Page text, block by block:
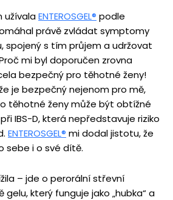
užívalaENTEROSGEL® podle
právě zvládat symptomy
spojený s tím průjem a udržovat
mi byl doporučen zrovna
bezpečný pro těhotné ženy!
je bezpečný nejenom pro mě,
těhotné ženy může být obtížné
IBS-D, která nepředstavuje riziko
ENTEROSGEL® mi dodal jistotu, že
sebe i o své dítě.
– jde o perorální střevní
který funguje jako „hubka“ a